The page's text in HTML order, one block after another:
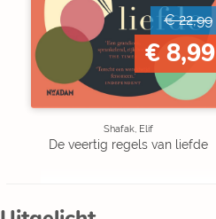
€ 22,99
€ 8,99
Shafak, Elif
De veertig regels van liefde